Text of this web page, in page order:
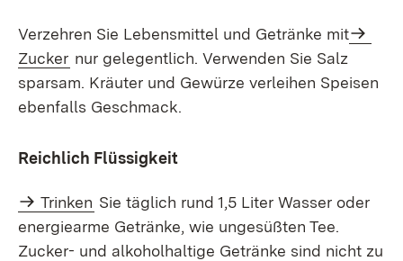
Verzehren Sie Lebensmittel und Getränke mit
Zucker nur gelegentlich. Verwenden Sie Salz
sparsam. Kräuter und Gewürze verleihen Speisen
ebenfalls Geschmack.
Reichlich Flüssigkeit
Trinken Sie täglich rund 1,5 Liter Wasser oder
energiearme Getränke, wie ungesüßten Tee.
Zucker- und alkoholhaltige Getränke sind nicht zu